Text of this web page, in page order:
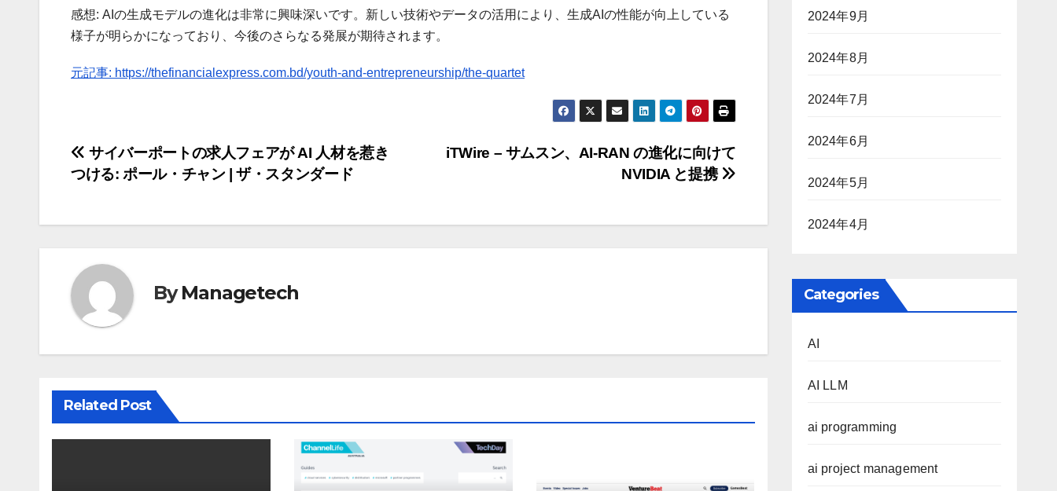
感想: AIの生成モデルの進化は非常に興味深いです。新しい技術やデータの活用により、生成AIの性能が向上している
様子が明らかになっており、今後のさらなる発展が期待されます。
元記事: https://thefinancialexpress.com.bd/youth-and-entrepreneurship/the-quartet
投
稿
ナ
ゲ
ー
シ
ョ
ン
iTWire – サムスン、AI-RAN の進化に向けて
NVIDIA と提携
サイバーポートの求人フェアが AI 人材を惹き
つける: ポール・チャン | ザ・スタンダード
ByManagetech
Related Post
2024年9月
2024年8月
2024年7月
2024年6月
2024年5月
2024年4月
Categories
AI
AI LLM
ai programming
ai project management